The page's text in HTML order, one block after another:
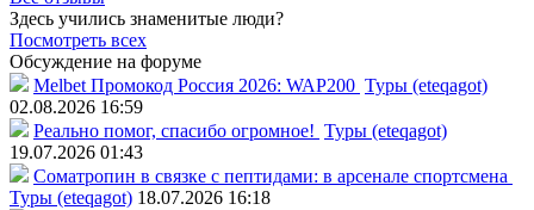
Здесь учились знаменитые люди?
Посмотреть всех
Обсуждение на форуме
Melbet Промокод Россия 2026: WAP200 Туры (eteqagot)
02.08.2026 16:59
Реально помог, спасибо огромное! Туры (eteqagot)
19.07.2026 01:43
Соматропин в связке с пептидами: в арсенале спортсмена
Туры (eteqagot) 18.07.2026 16:18